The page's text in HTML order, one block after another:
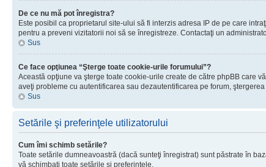
De ce nu mă pot înregistra?
Este posibil ca proprietarul site-ului să fi interzis adresa IP de pe care
pentru a preveni vizitatorii noi să se înregistreze. Contactaţi un
Sus
Ce face opţiunea “Şterge toate cookie-urile forumului”?
Această opţiune va şterge toate cookie-urile create de către phpBB care
aveţi probleme cu autentificarea sau dezautentificarea pe forum,
Sus
Setările şi preferinţele utilizatorului
Cum îmi schimb setările?
Toate setările dumneavoastră (dacă sunteţi înregistrat) sunt păstrate în
vă schimbaţi toate setările şi preferinţele.